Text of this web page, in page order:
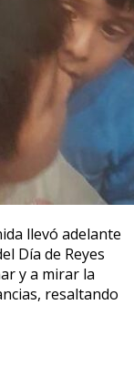
llevó adelante
Día de Reyes
y a mirar la
resaltando